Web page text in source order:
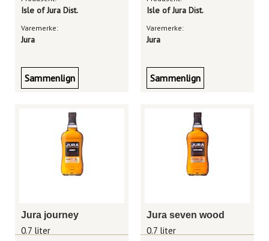
Isle of Jura Dist.
Varemerke:
Jura
Sammenlign
Isle of Jura Dist.
Varemerke:
Jura
Sammenlign
Jura journey
0.7 liter
Jura seven wood
0.7 liter